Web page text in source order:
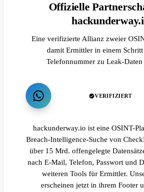
Offizielle
Eine verifizierte Allianz zweier
damit Ermittler in einem
Telefonnummer zu Leak-Daten
VERIFIZIERT
hackunderway.io ist eine OSINT-
Breach-Intelligence-Suche von
über 15 Mrd. offengelegte
nach E-Mail, Telefon, Passwort und
weiteren Tools für Ermittler.
erscheinen jetzt in ihrem Footer